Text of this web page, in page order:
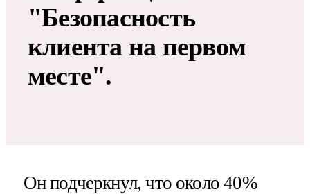
"Безопасность
клиента на первом
месте".
Он подчеркнул, что около 40%